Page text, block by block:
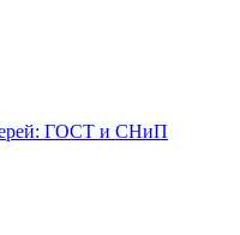
ГОСТ и СНиП